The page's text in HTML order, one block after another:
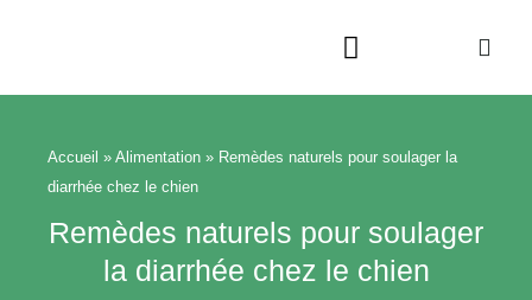
Accueil » Alimentation » Remèdes naturels pour soulager la
diarrhée chez le chien
Remèdes naturels pour soulager
la diarrhée chez le chien